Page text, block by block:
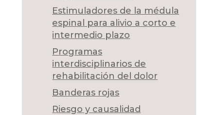
Estimuladores de la médula
espinal para alivio a corto e
intermedio plazo
Programas
interdisciplinarios de
rehabilitación del dolor
Banderas rojas
Riesgo y causalidad